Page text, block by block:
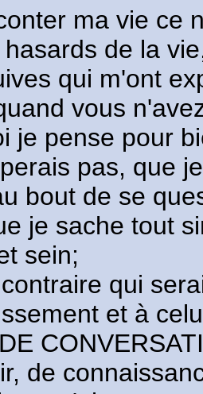
ma vie ce
de la
qui m'ont
vous
je pense pour
pas, que
bout de se
je sache tout
sein;
qui
et à
de